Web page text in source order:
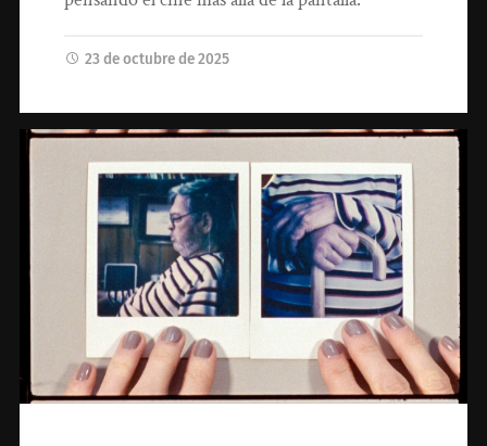
23 de octubre de 2025